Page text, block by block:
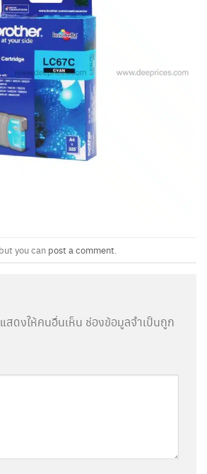
you can post a comment
สดงให้คนอื่นเห็น ช่องข้อมูลจำเป็นถูก